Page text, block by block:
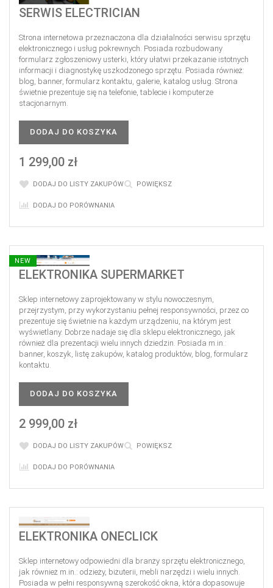
SERWIS ELECTRICIAN
Strona internetowa przeznaczona dla działalności serwisu sprzętu
elektronicznego i usług pokrewnych. Posiada rozbudowany
formularz zgłoszeniowy usterki, który ułatwi przekazanie istotnych
informacji i diagnostykę uszkodzonego sprzętu. Posiada również:
blog, banner, formularz kontaktu, galerie, katalog usług. Strona
świetnie prezentuje się na telefonie, tablecie i komputerze
stacjonarnym.
DODAJ DO KOSZYKA
1 299,00 zł
DODAJ DO LISTY ZAKUPÓW POWIĘKSZ
DODAJ DO PORÓWNANIA
ELEKTRONIKA SUPERMARKET
Sklep internetowy zaprojektowany w stylu nowoczesnym,
przejrzystym, przy wykorzystaniu pełnej responsywności, przez co
prezentuje się świetnie na każdym urządzeniu, na którym jest
wyświetlany. Dobrze nadaje się dla sklepu elektronicznego, jak
również dla prezentacji wielu innych dziedzin. Posiada m.in.:
banner, koszyk, listę zakupów, katalog produktów, blog, formularz
kontaktu.
DODAJ DO KOSZYKA
2 999,00 zł
DODAJ DO LISTY ZAKUPÓW POWIĘKSZ
DODAJ DO PORÓWNANIA
NEW
ELEKTRONIKA ONECLICK
Sklep internetowy odpowiedni dla branży sprzętu elektronicznego,
jak również m.in.: odzieży, biżuterii, mebli narzędzi i wielu innych.
Posiada w pełni responsywną szerokość okna, która dopasowuje